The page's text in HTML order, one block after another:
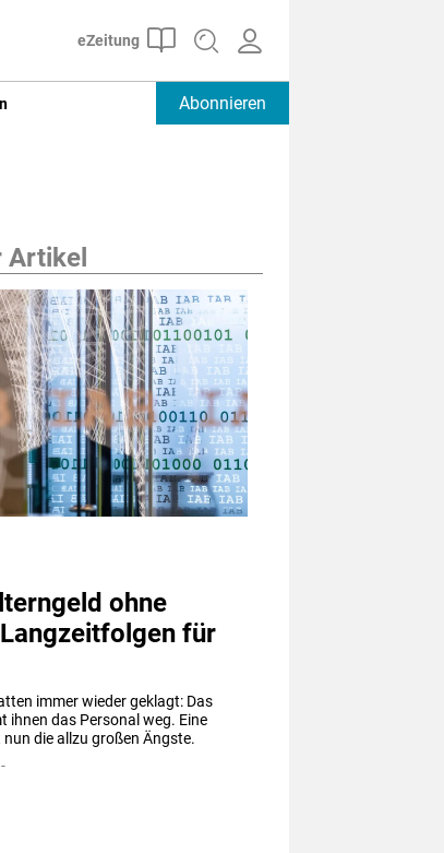
Abonnieren
Artikel
ohne
für
immer wieder geklagt: Das
ihnen das Personal weg. Eine
die allzu großen Ängste.